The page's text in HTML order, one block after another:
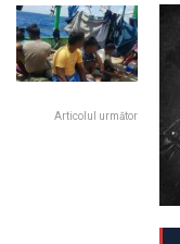
Articolul următor